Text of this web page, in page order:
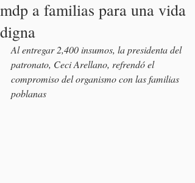
mdp a familias para una vida
digna
Al entregar 2,400 insumos, la presidenta del
patronato, Ceci Arellano, refrendó el
compromiso del organismo con las familias
poblanas